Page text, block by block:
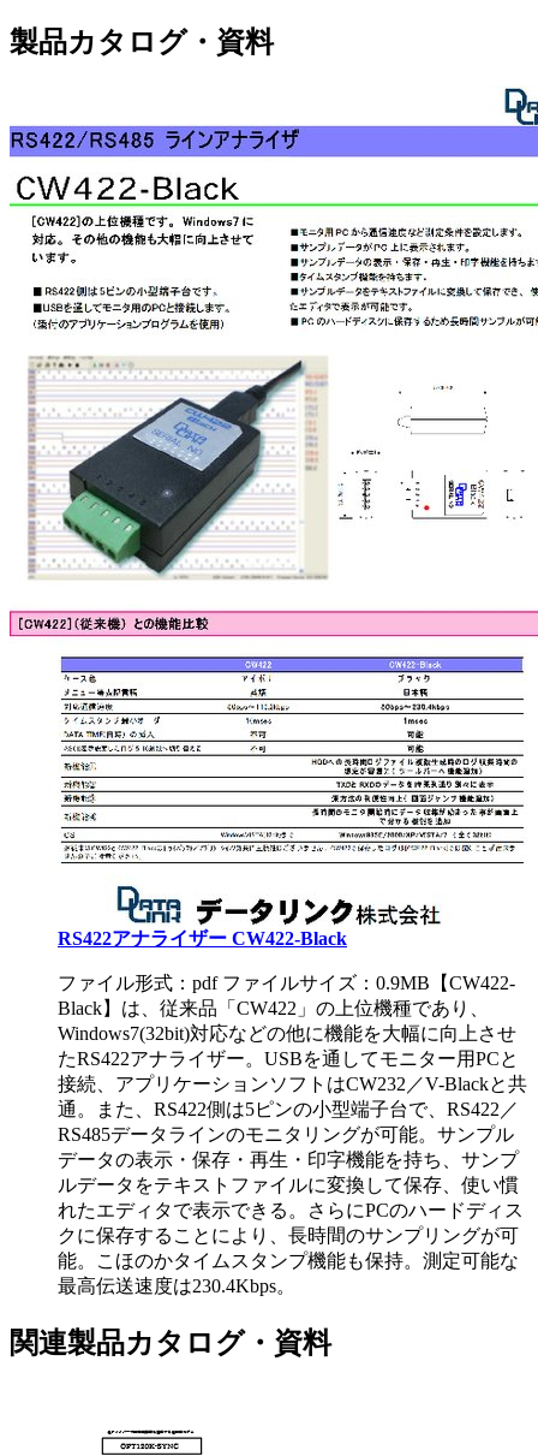
製品カタログ・資料
RS422アナライザー CW422-Black
ファイル形式：pdf ファイルサイズ：0.9MB 【CW422-
Black】は、従来品「CW422」の上位機種であり、
Windows7(32bit)対応などの他に機能を大幅に向上させ
たRS422アナライザー。USBを通してモニター用PCと
接続、アプリケーションソフトはCW232／V-Blackと共
通。また、RS422側は5ピンの小型端子台で、RS422／
RS485データラインのモニタリングが可能。サンプル
データの表示・保存・再生・印字機能を持ち、サンプ
ルデータをテキストファイルに変換して保存、使い慣
れたエディタで表示できる。さらにPCのハードディス
クに保存することにより、長時間のサンプリングが可
能。こほのかタイムスタンプ機能も保持。測定可能な
最高伝送速度は230.4Kbps。
関連製品カタログ・資料